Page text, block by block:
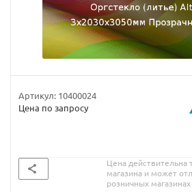
Артикул: 10400024
Цена по запросу
Цена действительна
магазина и может
розничных магазинах